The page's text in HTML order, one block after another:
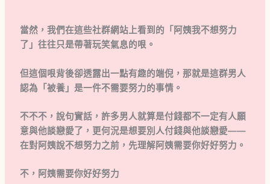
當然，我們在這些社群網站上看到的「阿姨我不想努力
了」往往只是帶著玩笑氣息的哏。
但這個哏背後卻透露出一點有趣的端倪，那就是這群男人
認為「被養」是一件不需要努力的事情。
不不不，說句實話，許多男人就算是付錢都不一定有人願
意與他談戀愛了，更何況是想要別人付錢與他談戀愛——
在對阿姨說不想努力之前，先理解阿姨需要你好好努力。
不，阿姨需要你好好努力